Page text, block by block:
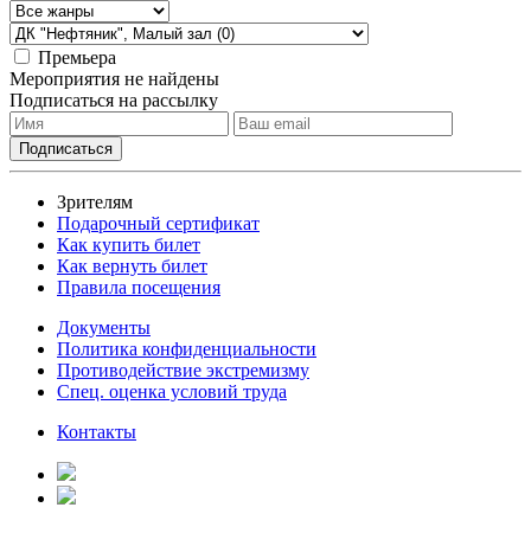
Премьера
Мероприятия не найдены
Подписаться на рассылку
Зрителям
Подарочный сертификат
Как купить билет
Как вернуть билет
Правила посещения
Документы
Политика конфиденциальности
Противодействие экстремизму
Спец. оценка условий труда
Контакты